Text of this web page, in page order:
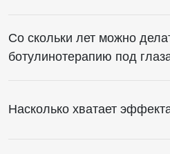
Со скольки лет можно
ботулинотерапию под
Насколько хватает